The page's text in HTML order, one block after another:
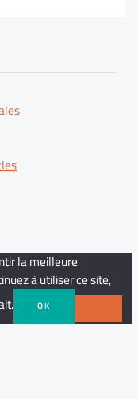
la meilleure
à utiliser ce site,
OK